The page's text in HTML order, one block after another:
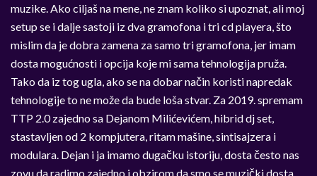
muzike. Ako ciljaš na mene, ne znam koliko si upoznat, ali moj
setup se i dalje sastoji iz dva gramofona i tri cd playera, što
mislim da je dobra zamena za samo tri gramofona, jer imam
dosta mogućnosti i opcija koje mi sama tehnologija pruža.
Tako da iz tog ugla, ako se na dobar način koristi napredak
tehnologije to ne može da bude loša stvar. Za 2019. spremam
TTP 2.0 zajedno sa Dejanom Milićevićem, hibrid dj set,
stastavljen od 2 kompjutera, ritam mašine, sintisajzera i
modulara. Dejan i ja imamo dugačku istoriju, dosta često nas
zovu da radimo zajedno i obzirom da smo se muzički dosta